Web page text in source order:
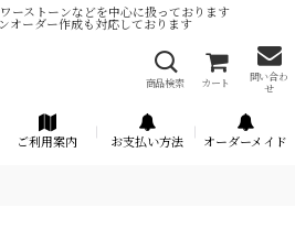
ーストーンなどを中心に扱っております
オーダー作成も対応しております
商品検索 カート
問い合わ
せ
ご利用案内 お支払い方法 オーダーメイド